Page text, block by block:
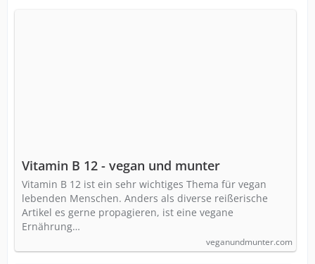
Vitamin B 12 - vegan und munter
Vitamin B 12 ist ein sehr wichtiges Thema für vegan
lebenden Menschen. Anders als diverse reißerische
Artikel es gerne propagieren, ist eine vegane
Ernährung…
veganundmunter.com